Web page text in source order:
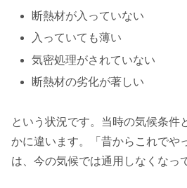
断熱材が入っていない
入っていても薄い
気密処理がされていない
断熱材の劣化が著しい
という状況です。当時の気候条件
かに違います。「昔からこれでや
は、今の気候では通用しなくなっ